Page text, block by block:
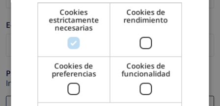
E-mail *
Phone *
In case your email address does not function correctly.
CATALAN
ITALIAN
DANISH
Cookies
estrictamente
necesarias
Cookies de
rendimiento
Cookies de
preferencias
Cookies de
funcionalidad